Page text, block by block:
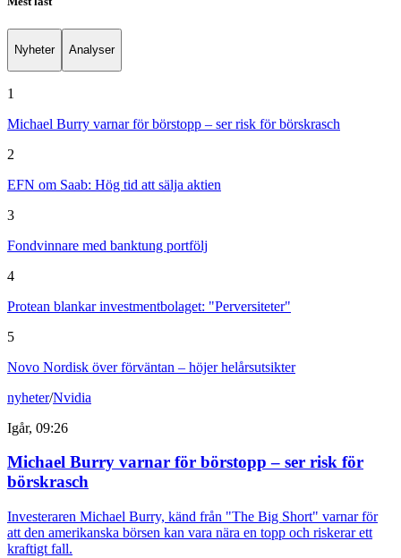
Nyheter Analyser
1
Michael Burry varnar för börstopp – ser risk för börskrasch
2
EFN om Saab: Hög tid att sälja aktien
3
Fondvinnare med banktung portfölj
4
Protean blankar investmentbolaget: "Perversiteter"
5
Novo Nordisk över förväntan – höjer helårsutsikter
nyheter/Nvidia
Igår, 09:26
Michael Burry varnar för börstopp – ser risk för
börskrasch
Investeraren Michael Burry, känd från "The Big Short" varnar för
att den amerikanska börsen kan vara nära en topp och riskerar ett
kraftigt fall.